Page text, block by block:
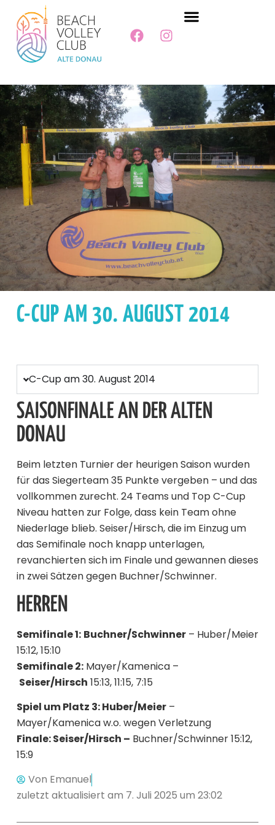
C-CUP AM 30. AUGUST 2014
C-Cup am 30. August 2014
SAISONFINALE AN DER ALTEN
DONAU
Beim letzten Turnier der heurigen Saison wurden
für das Siegerteam 35 Punkte vergeben – und das
vollkommen zurecht. 24 Teams und Top C-Cup
Niveau hatten zur Folge, dass kein Team ohne
Niederlage blieb. Seiser/Hirsch, die im Einzug um
das Semifinale noch knapp unterlagen,
revanchierten sich im Finale und gewannen dieses
in zwei Sätzen gegen Buchner/Schwinner.
HERREN
Semifinale 1: Buchner/Schwinner– Huber/Meier
15:12, 15:10
Semifinale 2:Mayer/Kamenica –
Seiser/Hirsch 15:13, 11:15, 7:15
Spiel um Platz 3: Huber/Meier–
Mayer/Kamenica w.o. wegen Verletzung
Finale: Seiser/Hirsch – Buchner/Schwinner 15:12,
15:9
Von Emanuel
zuletzt aktualisiert am 7. Juli 2025 um 23:02